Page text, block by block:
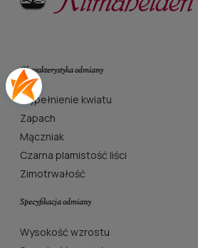
Charakterystyka odmiany
Wypełnienie kwiatu
Zapach
Mączniak
Czarna plamistość liści
Zimotrwałość
Specyfikacja odmiany
Wysokość wzrostu